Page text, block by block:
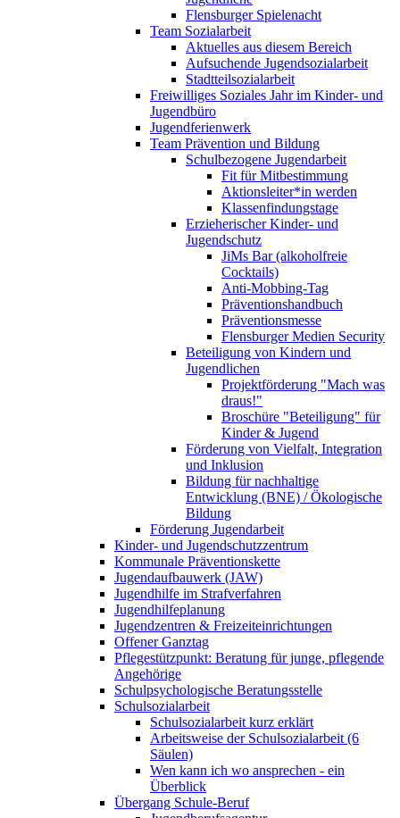
Flensburger Spielenacht
Team Sozialarbeit
Aktuelles aus diesem Bereich
Aufsuchende Jugendsozialarbeit
Stadtteilsozialarbeit
Freiwilliges Soziales Jahr im Kinder- und
Jugendbüro
Jugendferienwerk
Team Prävention und Bildung
Schulbezogene Jugendarbeit
Fit für Mitbestimmung
Aktionsleiter*in werden
Klassenfindungstage
Erzieherischer Kinder- und
Jugendschutz
JiMs Bar (alkoholfreie
Cocktails)
Anti-Mobbing-Tag
Präventionshandbuch
Präventionsmesse
Flensburger Medien Security
Beteiligung von Kindern und
Jugendlichen
Projektförderung "Mach was
draus!"
Broschüre "Beteiligung" für
Kinder & Jugend
Förderung von Vielfalt, Integration
und Inklusion
Bildung für nachhaltige
Entwicklung (BNE) / Ökologische
Bildung
Förderung Jugendarbeit
Kinder- und Jugendschutzzentrum
Kommunale Präventionskette
Jugendaufbauwerk (JAW)
Jugendhilfe im Strafverfahren
Jugendhilfeplanung
Jugendzentren & Freizeiteinrichtungen
Offener Ganztag
Pflegestützpunkt: Beratung für junge, pflegende
Angehörige
Schulpsychologische Beratungsstelle
Schulsozialarbeit
Schulsozialarbeit kurz erklärt
Arbeitsweise der Schulsozialarbeit (6
Säulen)
Wen kann ich wo ansprechen - ein
Überblick
Übergang Schule-Beruf